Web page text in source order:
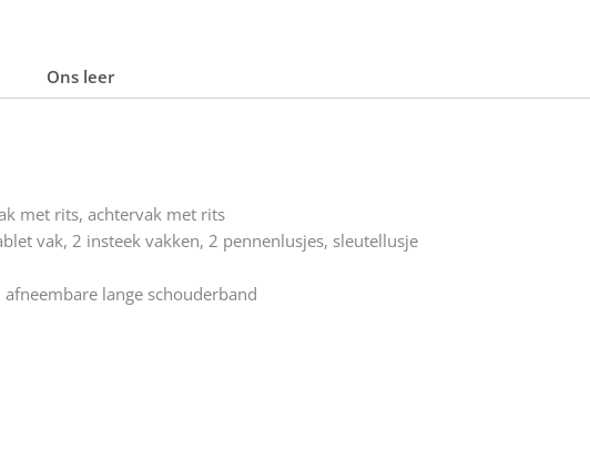
Ons leer
met rits, achtervak met rits
vak, 2 insteek vakken, 2 pennenlusjes, sleutellusje
afneembare lange schouderband